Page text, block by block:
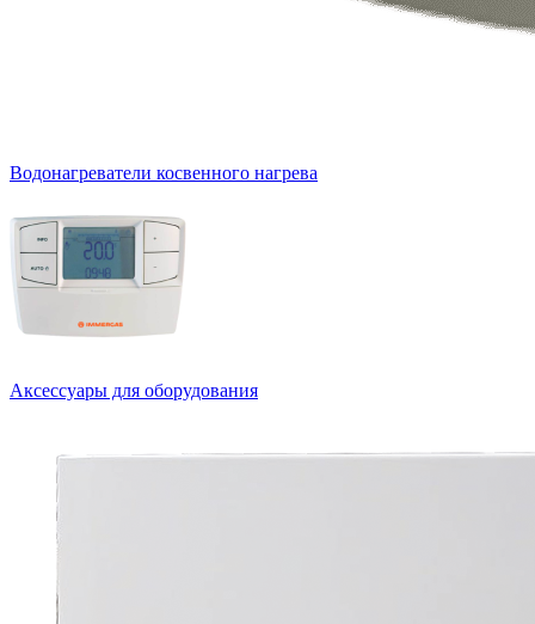
Водонагреватели косвенного нагрева
Аксессуары для оборудования